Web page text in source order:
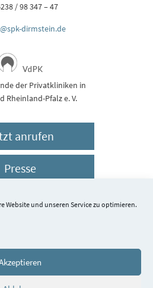
Website und unseren Service zu optimieren.
/ 98 347 – 47
dirmstein.de
der Privatkliniken in
Rheinland-Pfalz e. V.
anrufen
Presse
Dirmstein